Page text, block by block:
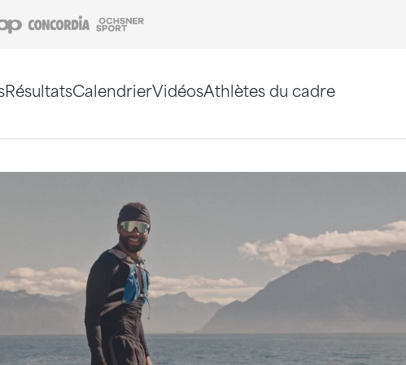
Coop Concordia
RésultatsCalendrierVidéosAthlètes du cadre